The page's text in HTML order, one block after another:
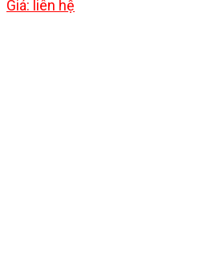
Giá: liên hệ